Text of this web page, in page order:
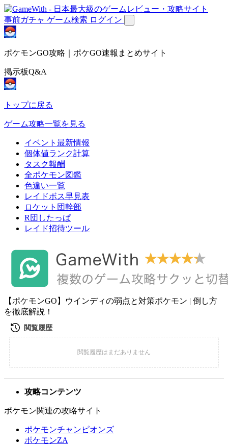
事前ガチャ ゲーム検索 ログイン
ポケモンGO攻略｜ポケGO速報まとめサイト
掲示板Q&A
トップに戻る
ゲーム攻略一覧を見る
イベント最新情報
個体値ランク計算
タスク報酬
全ポケモン図鑑
色違い一覧
レイドボス早見表
ロケット団幹部
R団したっぱ
レイド招待ツール
【ポケモンGO】ウインディの弱点と対策ポケモン | 倒し方
を徹底解説！
攻略コンテンツ
ポケモン関連の攻略サイト
ポケモンチャンピオンズ
ポケモンZA